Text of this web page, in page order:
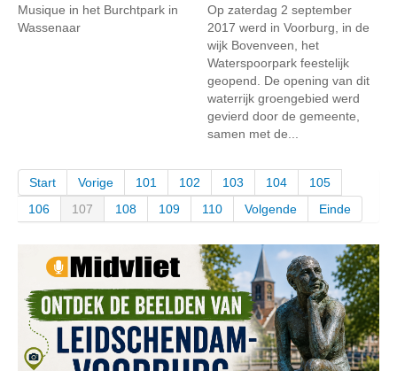
Musique in het Burchtpark in
Wassenaar
Op zaterdag 2 september
2017 werd in Voorburg, in de
wijk Bovenveen, het
Waterspoorpark feestelijk
geopend. De opening van dit
waterrijk groengebied werd
gevierd door de gemeente,
samen met de...
Start Vorige 101 102 103 104
105
106
107 108 109 110 Volgende Einde